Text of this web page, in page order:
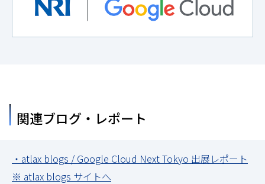
関連ブログ・レポート
・atlax blogs / Google Cloud Next Tokyo 出展レポート
※ atlax blogs サイトへ